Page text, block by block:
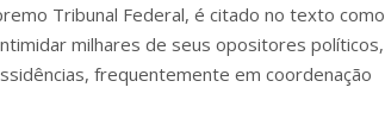
Tribunal Federal, é citado no texto como
milhares de seus opositores políticos,
frequentemente em coordenação